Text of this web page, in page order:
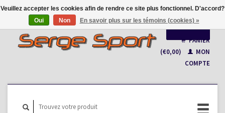
Français
Nederlands
PANIER
(€0,00)
MON
COMPTE
Veuillez accepter les cookies afin de rendre ce site plus fonctionnel. D'accord?
Oui
Non En savoir plus sur les témoins (cookies) »